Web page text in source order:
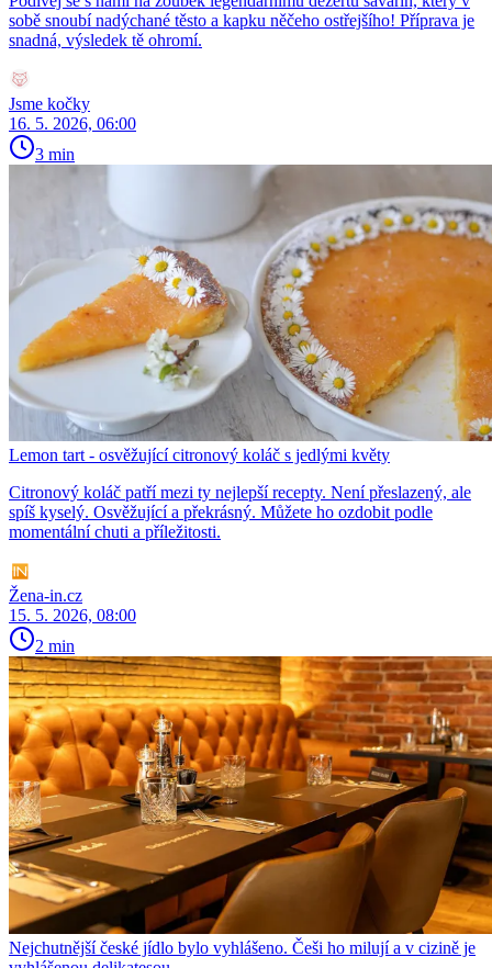
sobě snoubí nadýchané těsto a kapku něčeho ostřejšího! Příprava je
snadná, výsledek tě ohromí.
Jsme kočky
16. 5. 2026, 06:00
3 min
Lemon tart - osvěžující citronový koláč s jedlými květy
Citronový koláč patří mezi ty nejlepší recepty. Není přeslazený, ale
spíš kyselý. Osvěžující a překrásný. Můžete ho ozdobit podle
momentální chuti a příležitosti.
Žena-in.cz
15. 5. 2026, 08:00
2 min
Nejchutnější české jídlo bylo vyhlášeno. Češi ho milují a v cizině je